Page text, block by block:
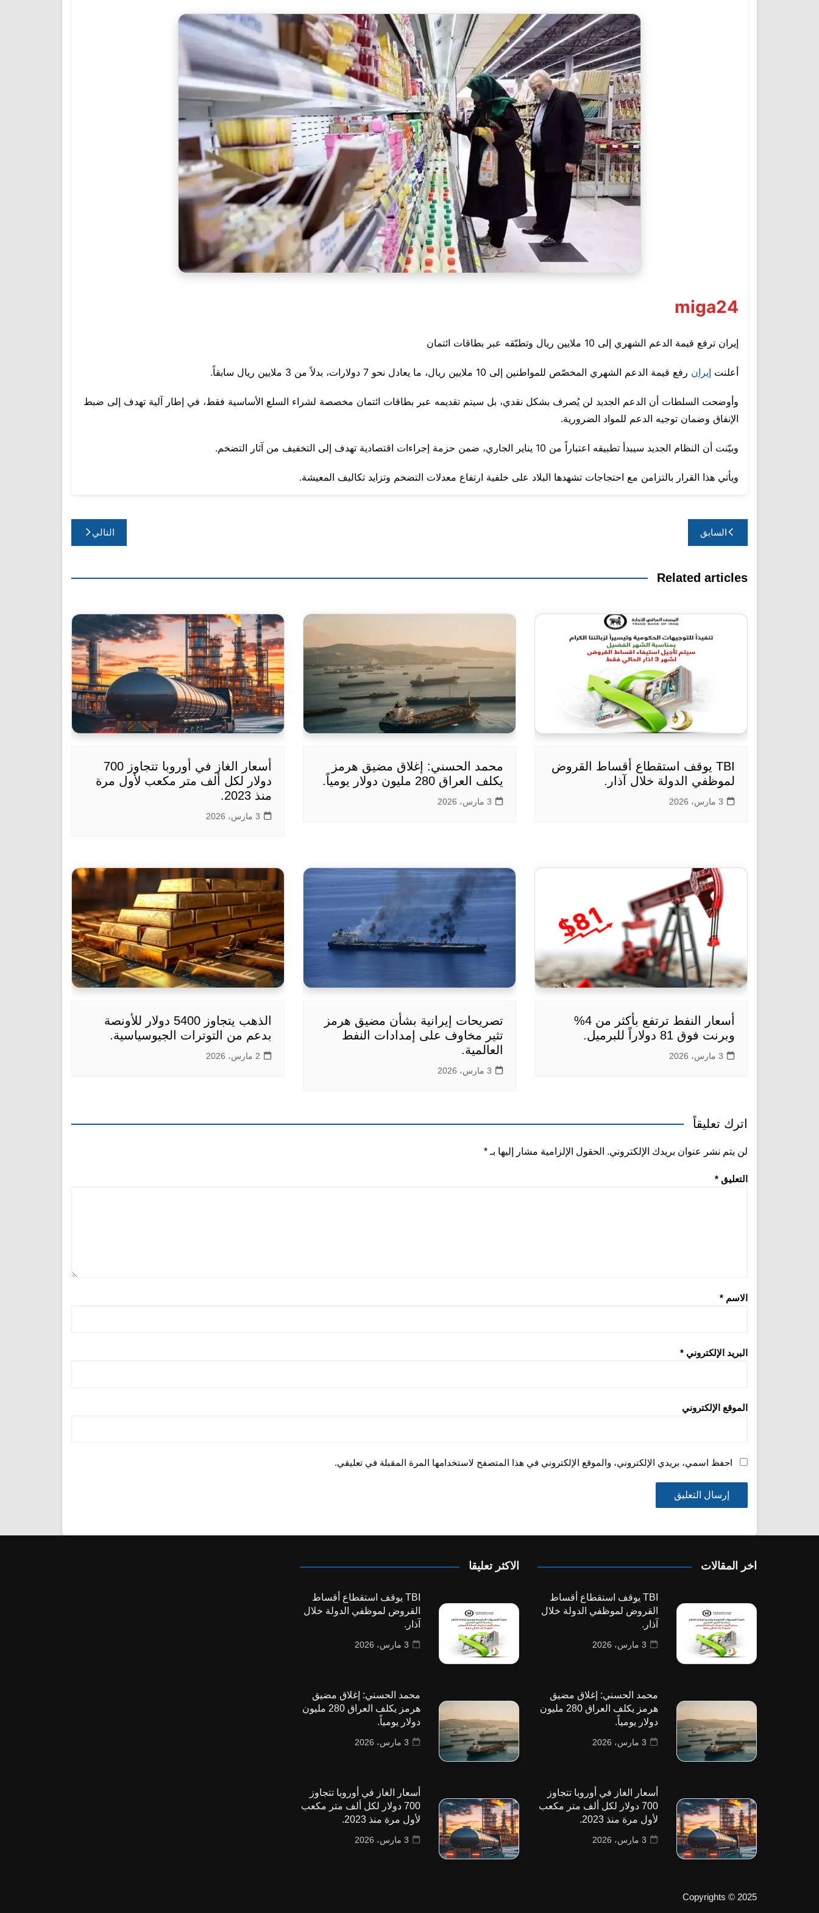
المؤتمرات والمشاريع
miga24
إيران ترفع قيمة الدعم الشهري إلى 10 ملايين ريال وتطبّقه عبر بطاقات ائتمان
أعلنت إيران رفع قيمة الدعم الشهري المخصّص للمواطنين إلى 10 ملايين ريال، ما يعادل نحو 7 دولارات، بدلاً من 3 ملايين ريال سابقاً.
وأوضحت السلطات أن الدعم الجديد لن يُصرف بشكل نقدي، بل سيتم تقديمه عبر بطاقات ائتمان مخصصة لشراء السلع الأساسية فقط، في إطار آلية تهدف إلى ضبط
الإنفاق وضمان توجيه الدعم للمواد الضرورية.
وبيّنت أن النظام الجديد سيبدأ تطبيقه اعتباراً من 10 يناير الجاري، ضمن حزمة إجراءات اقتصادية تهدف إلى التخفيف من آثار التضخم.
ويأتي هذا القرار بالتزامن مع احتجاجات تشهدها البلاد على خلفية ارتفاع معدلات التضخم وتزايد تكاليف المعيشة.
تصفّح
المقالات
السابق التالي
Related articles
TBI يوقف استقطاع أقساط القروض
لموظفي الدولة خلال آذار.
3 مارس، 2026
محمد الحسني: إغلاق مضيق هرمز
يكلف العراق 280 مليون دولار يومياً.
3 مارس، 2026
أسعار الغاز في أوروبا تتجاوز 700
دولار لكل ألف متر مكعب لأول مرة
منذ 2023.
3 مارس، 2026
أسعار النفط ترتفع بأكثر من 4%
وبرنت فوق 81 دولاراً للبرميل.
3 مارس، 2026
تصريحات إيرانية بشأن مضيق هرمز
تثير مخاوف على إمدادات النفط
العالمية.
3 مارس، 2026
الذهب يتجاوز 5400 دولار للأونصة
بدعم من التوترات الجيوسياسية.
2 مارس، 2026
اترك تعليقاً
لن يتم نشر عنوان بريدك الإلكتروني. الحقول الإلزامية مشار إليها بـ *
التعليق *
الاسم *
البريد الإلكتروني *
الموقع الإلكتروني
احفظ اسمي، بريدي الإلكتروني، والموقع الإلكتروني في هذا المتصفح لاستخدامها المرة المقبلة في تعليقي.
اخر المقالات
TBI يوقف استقطاع أقساط
القروض لموظفي الدولة خلال
آذار.
3 مارس، 2026
محمد الحسني: إغلاق مضيق
هرمز يكلف العراق 280 مليون
دولار يومياً.
3 مارس، 2026
أسعار الغاز في أوروبا تتجاوز
700 دولار لكل ألف متر مكعب
لأول مرة منذ 2023.
3 مارس، 2026
الاكثر تعليقا
TBI يوقف استقطاع أقساط
القروض لموظفي الدولة خلال
آذار.
3 مارس، 2026
محمد الحسني: إغلاق مضيق
هرمز يكلف العراق 280 مليون
دولار يومياً.
3 مارس، 2026
أسعار الغاز في أوروبا تتجاوز
700 دولار لكل ألف متر مكعب
لأول مرة منذ 2023.
3 مارس، 2026
Copyrights © 2025